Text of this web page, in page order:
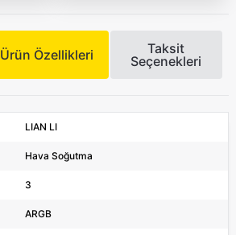
Ürün Özellikleri
Taksit
Seçenekleri
LIAN LI
Hava Soğutma
3
ARGB